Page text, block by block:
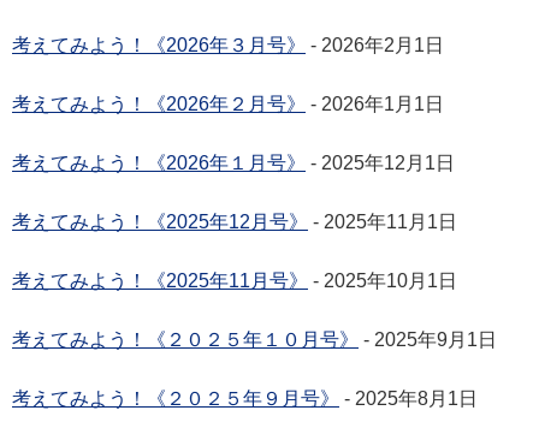
考えてみよう！《2026年３月号》 - 2026年2月1日
考えてみよう！《2026年２月号》 - 2026年1月1日
考えてみよう！《2026年１月号》 - 2025年12月1日
考えてみよう！《2025年12月号》 - 2025年11月1日
考えてみよう！《2025年11月号》 - 2025年10月1日
考えてみよう！《２０２５年１０月号》 - 2025年9月1日
考えてみよう！《２０２５年９月号》 - 2025年8月1日